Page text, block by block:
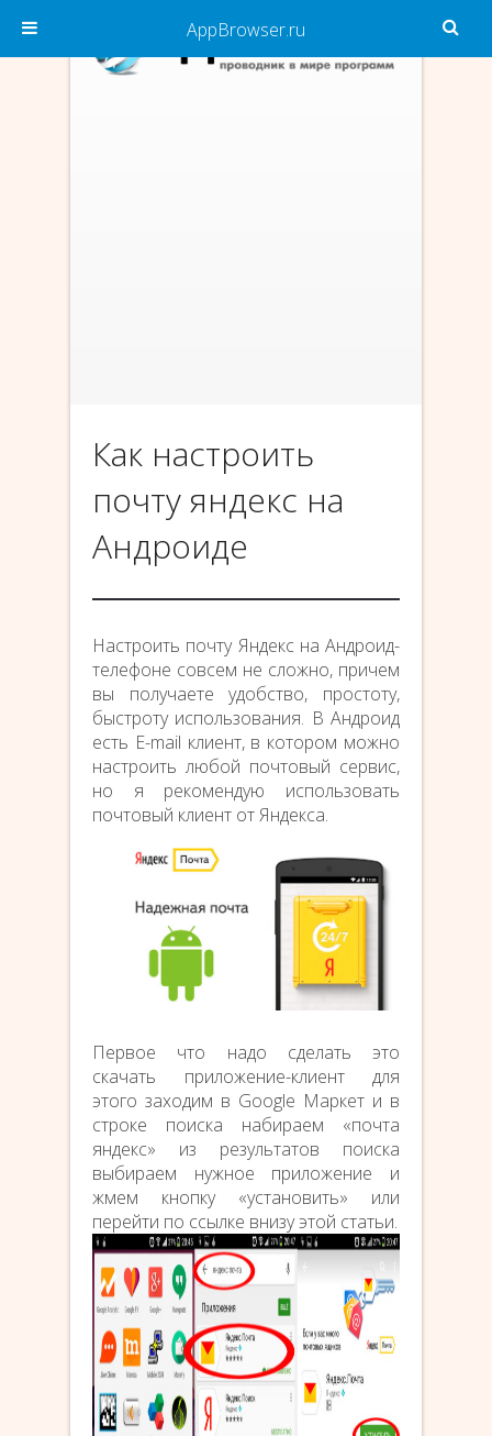
Как настроить
почту яндекс на
Андроиде
Настроить почту Яндекс на Андроид-
телефоне совсем не сложно, причем
вы получаете удобство, простоту,
быстроту использования. В Андроид
есть E-mail клиент, в котором можно
настроить любой почтовый сервис,
но я рекомендую использовать
почтовый клиент от Яндекса.
Первое что надо сделать это
скачать приложение-клиент для
этого заходим в Google Маркет и в
строке поиска набираем «почта
яндекс» из результатов поиска
выбираем нужное приложение и
жмем кнопку «установить» или
перейти по ссылке внизу этой статьи.
AppBrowser.ru